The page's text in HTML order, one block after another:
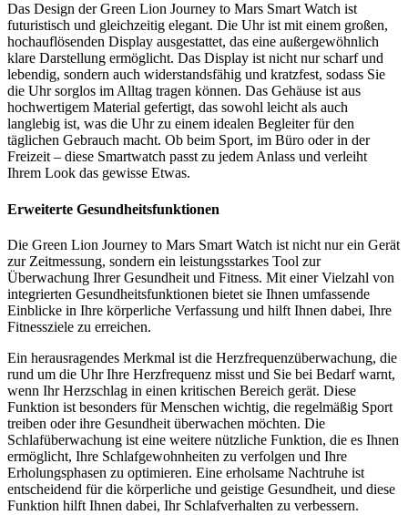
Das Design der Green Lion Journey to Mars Smart Watch ist
futuristisch und gleichzeitig elegant. Die Uhr ist mit einem großen,
hochauflösenden Display ausgestattet, das eine außergewöhnlich
klare Darstellung ermöglicht. Das Display ist nicht nur scharf und
lebendig, sondern auch widerstandsfähig und kratzfest, sodass Sie
die Uhr sorglos im Alltag tragen können. Das Gehäuse ist aus
hochwertigem Material gefertigt, das sowohl leicht als auch
langlebig ist, was die Uhr zu einem idealen Begleiter für den
täglichen Gebrauch macht. Ob beim Sport, im Büro oder in der
Freizeit – diese Smartwatch passt zu jedem Anlass und verleiht
Ihrem Look das gewisse Etwas.
Erweiterte Gesundheitsfunktionen
Die Green Lion Journey to Mars Smart Watch ist nicht nur ein Gerät
zur Zeitmessung, sondern ein leistungsstarkes Tool zur
Überwachung Ihrer Gesundheit und Fitness. Mit einer Vielzahl von
integrierten Gesundheitsfunktionen bietet sie Ihnen umfassende
Einblicke in Ihre körperliche Verfassung und hilft Ihnen dabei, Ihre
Fitnessziele zu erreichen.
Ein herausragendes Merkmal ist die Herzfrequenzüberwachung, die
rund um die Uhr Ihre Herzfrequenz misst und Sie bei Bedarf warnt,
wenn Ihr Herzschlag in einen kritischen Bereich gerät. Diese
Funktion ist besonders für Menschen wichtig, die regelmäßig Sport
treiben oder ihre Gesundheit überwachen möchten. Die
Schlafüberwachung ist eine weitere nützliche Funktion, die es Ihnen
ermöglicht, Ihre Schlafgewohnheiten zu verfolgen und Ihre
Erholungsphasen zu optimieren. Eine erholsame Nachtruhe ist
entscheidend für die körperliche und geistige Gesundheit, und diese
Funktion hilft Ihnen dabei, Ihr Schlafverhalten zu verbessern.